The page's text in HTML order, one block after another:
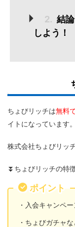
2. 結
しよう！
ちょびリッチは無料
イトになっています。
株式会社ちょびリッ
⏬ちょびリッチの特
ポイント
・入会キャンペ
・ちょびガチャ